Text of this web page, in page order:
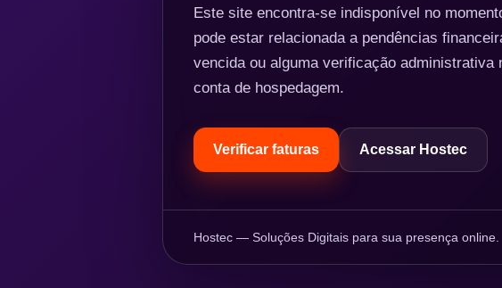
Este site encontra-se indisponível no
pode estar relacionada a pendências
vencida ou alguma verificação administrativa
conta de hospedagem.
Verificar faturas Acessar Hostec
Hostec — Soluções Digitais para sua presença online.